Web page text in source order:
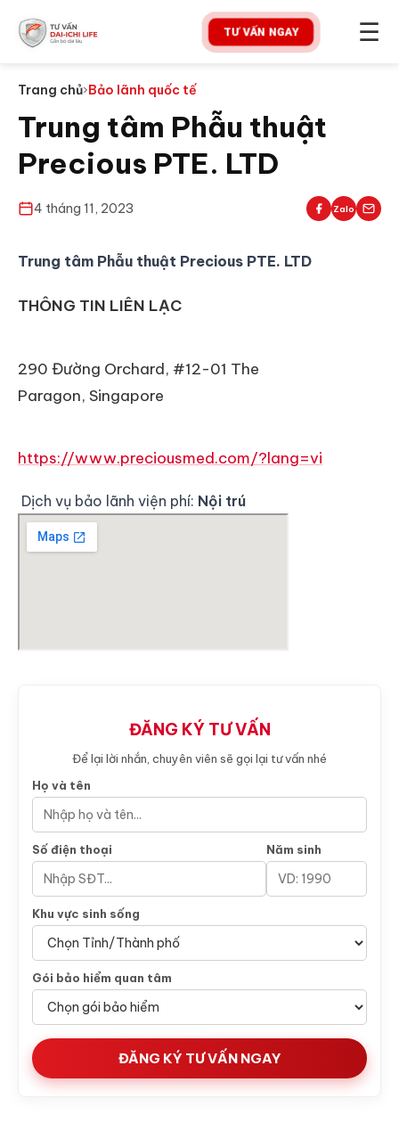
TƯ VẤN NGAY ☰
Trang chủ›Bảo lãnh quốc tế
Trung tâm Phẫu thuật
Precious PTE. LTD
4 tháng 11, 2023 Zalo
Trung tâm Phẫu thuật Precious PTE. LTD
THÔNG TIN LIÊN LẠC
290 Đường Orchard, #12-01 The
Paragon, Singapore
https://www.preciousmed.com/?lang=vi
Dịch vụ bảo lãnh viện phí: Nội trú
ĐĂNG KÝ TƯ VẤN
Để lại lời nhắn, chuyên viên sẽ gọi lại tư vấn nhé
Họ và tên
Số điện thoại Năm sinh
Khu vực sinh sống
Gói bảo hiểm quan tâm
ĐĂNG KÝ TƯ VẤN NGAY